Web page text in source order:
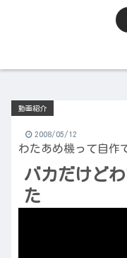
バカだけど
た
動画紹介
2008/05/12
わたあめ機って自作